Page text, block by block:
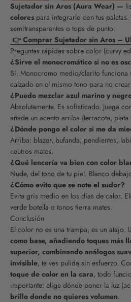
Sujetador sin Aros (Aura Wear) —
colores para integrarlo con tus
semitransparentes o tops de punto:
👉 Comprar Sujetador sin Aros –
Preguntas rápidas sobre color (curvy
¿Sirve el monocromático si no es
Sí. Monocromo medio/clarito funciona
calzado en el mismo tono para no
¿Puedo mezclar azul marino y
Absolutamente. Es sofisticado. Juega
añade un acento arriba (terracota, plata
¿Dónde pongo el color si me da
Arriba: blazer, bufanda, pendientes,
neutros mates.
¿Qué lencería va bien con color
Nude, del tono de tu piel. Blanco
¿Cómo evito que se note el sudor?
Evita gris medio en los días de calor.
verde botella o tonos tierra mates.
Conclusión
El color no es una trampa, es un atajo.
como base, añadiendo toques más
superior, combinando análogos
invisible, te ves pulida sin esfuerzo.
toque de color en la cara, todo
importante: elige dónde poner la luz
brillo donde no quieres volumen.